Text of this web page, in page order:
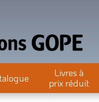
Livres à
prix réduit